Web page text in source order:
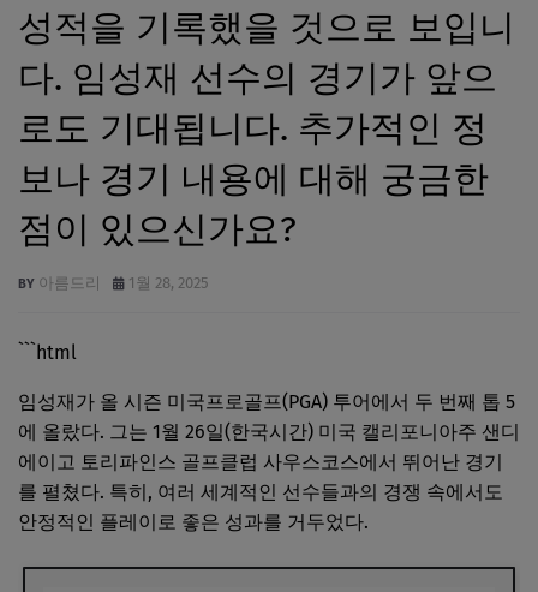
성적을 기록했을 것으로 보입니
다. 임성재 선수의 경기가 앞으
로도 기대됩니다. 추가적인 정
보나 경기 내용에 대해 궁금한
점이 있으신가요?
아름드리 1월 28, 2025
```html
임성재가 올 시즌 미국프로골프(PGA) 투어에서 두 번째 톱 5
에 올랐다. 그는 1월 26일(한국시간) 미국 캘리포니아주 샌디
에이고 토리파인스 골프클럽 사우스코스에서 뛰어난 경기
를 펼쳤다. 특히, 여러 세계적인 선수들과의 경쟁 속에서도
안정적인 플레이로 좋은 성과를 거두었다.